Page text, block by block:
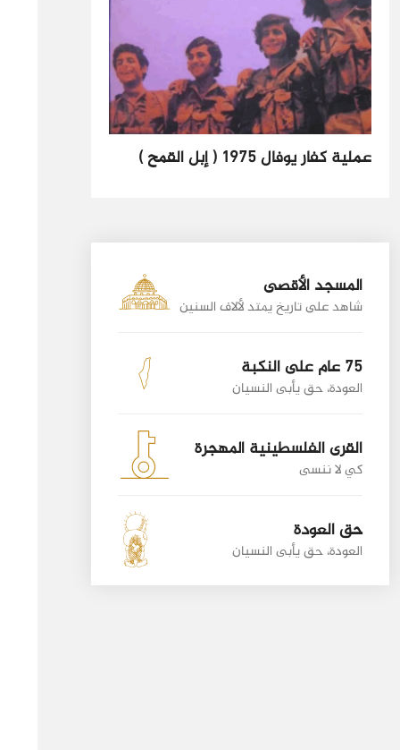
عملية كفار يوفال 1975 ( إبل القمح )
المسجد الأقصى
شاهد على تاريخ يمتد لألاف السنين
75 عام على النكبة
العودة، حق يأبى النسيان
القرى الفلسطينية المهجرة
كي لا ننسى
حق العودة
العودة، حق يأبى النسيان